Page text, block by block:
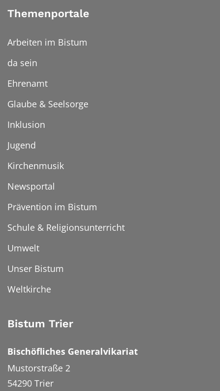
Themenportale
Arbeiten im Bistum
da sein
Ehrenamt
Glaube & Seelsorge
Inklusion
Jugend
Kirchenmusik
Newsportal
Prävention im Bistum
Schule & Religionsunterricht
Umwelt
Unser Bistum
Weltkirche
Bistum Trier
Bischöfliches Generalvikariat
Mustorstraße 2
54290 Trier